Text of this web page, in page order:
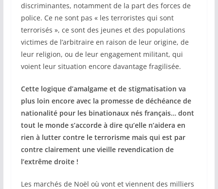
discriminantes, notamment de la part des forces de
police. Ce ne sont pas « les terroristes qui sont
terrorisés », ce sont des jeunes et des populations
victimes de l’arbitraire en raison de leur origine, de
leur religion, ou de leur engagement militant, qui
voient leur situation encore davantage fragilisée.
Cette logique d’amalgame et de stigmatisation va
plus loin encore avec la promesse de déchéance de
nationalité pour les binationaux nés français… dont
tout le monde s’accorde à dire qu’elle n’aidera en
rien à lutter contre le terrorisme mais qui est par
contre clairement une vieille revendication de
l’extrême droite !
Les marchés de Noël où vont et viennent des milliers